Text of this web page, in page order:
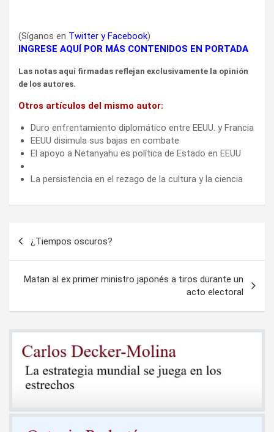
(Síganos en Twitter yFacebook)
INGRESE AQUÍ POR MÁS CONTENIDOS EN PORTADA
Las notas aquí firmadas reflejan exclusivamente la opinión
de los autores.
Otros artículos del mismo autor:
Duro enfrentamiento diplomático entre EEUU. y Francia
EEUU disimula sus bajas en combate
El apoyo a Netanyahu es política de Estado en EEUU
La persistencia en el rezago de la cultura y la ciencia
entradas
¿Tiempos oscuros?
Matan al ex primer ministro japonés a tiros durante un
acto electoral